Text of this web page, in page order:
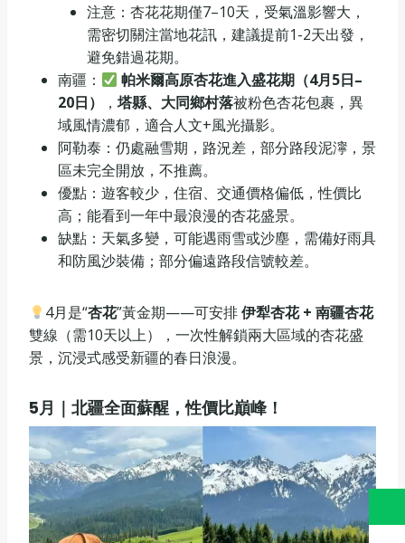
注意：杏花花期僅7–10天，受氣溫影響大，
需密切關注當地花訊，建議提前1-2天出發，
避免錯過花期。
南疆：
帕米爾高原杏花進入盛花期（4月5日–
20日）
， 塔縣、大同鄉村落被粉色杏花包裹，異
域風情濃郁，適合人文+風光攝影。
阿勒泰：仍處融雪期，路況差，部分路段泥濘，景
區未完全開放，不推薦。
優點：遊客較少，住宿、交通價格偏低，性價比
高；能看到一年中最浪漫的杏花盛景。
缺點：天氣多變，可能遇雨雪或沙塵，需備好雨具
和防風沙裝備；部分偏遠路段信號較差。
4月是“杏花”黃金期——可安排伊犁杏花 + 南疆杏花
雙線（需10天以上），一次性解鎖兩大區域的杏花盛
景，沉浸式感受新疆的春日浪漫。
5月｜北疆全面蘇醒，性價比巔峰！